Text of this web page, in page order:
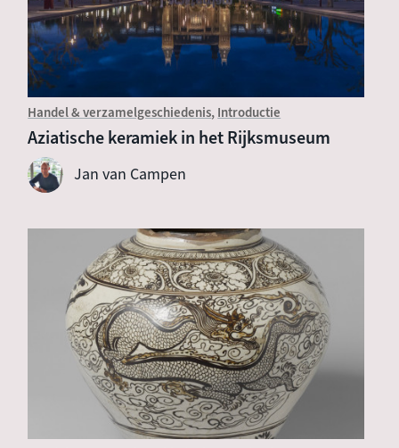
Handel & verzamelgeschiedenis Introductie
Aziatische keramiek in het Rijksmuseum
Jan van Campen